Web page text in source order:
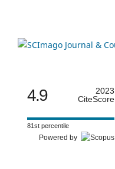
4.9
2023
CiteScore
81st percentile
Powered by